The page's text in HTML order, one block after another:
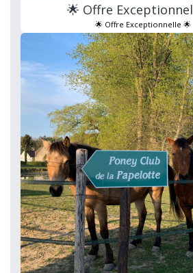
🌟 Offre
🌟 Offre Exceptionnelle 🌟